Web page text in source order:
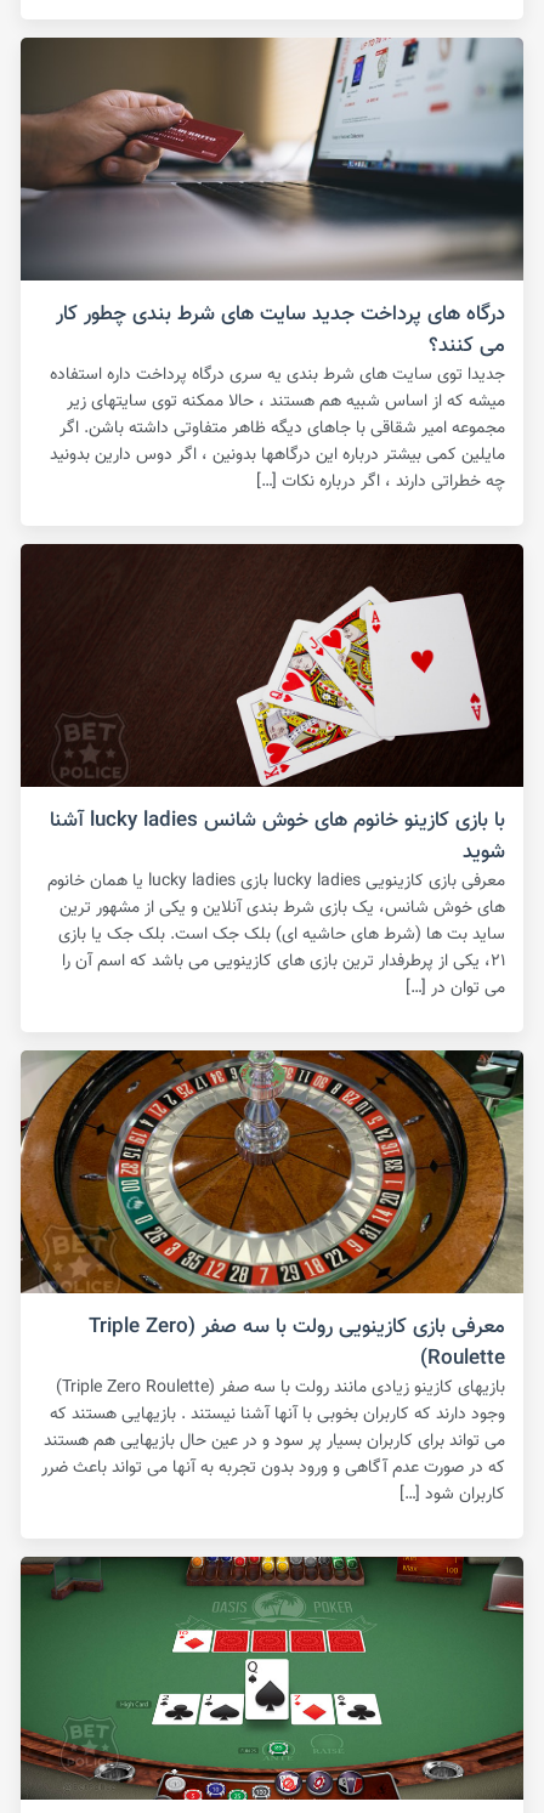
درگاه های پرداخت جدید سایت های شرط بندی چطور کار
می کنند؟
جدیدا توی سایت های شرط بندی یه سری درگاه پرداخت داره استفاده
میشه که از اساس شبیه هم هستند ، حالا ممکنه توی سایتهای زیر
مجموعه امیر شقاقی با جاهای دیگه ظاهر متفاوتی داشته باشن. اگر
مایلین کمی بیشتر درباره این درگاهها بدونین ، اگر دوس دارین بدونید
چه خطراتی دارند ، اگر درباره نکات […]
با بازی کازینو خانوم های خوش شانس lucky ladies آشنا
شوید
معرفی بازی کازینویی lucky ladies بازی lucky ladies یا همان خانوم
های خوش شانس، یک بازی شرط بندی آنلاین و یکی از مشهور ترین
ساید بت ها (شرط های حاشیه ای) بلک جک است‌. بلک جک یا بازی
۲۱، یکی از پرطرفدار ترین بازی های کازینویی می باشد که اسم آن را
می توان در […]
معرفی بازی کازینویی رولت با سه صفر (Triple Zero
Roulette)
بازیهای کازینو زیادی مانند رولت با سه صفر (Triple Zero Roulette)
وجود دارند که کاربران بخوبی با آنها آشنا نیستند . بازیهایی هستند که
می تواند برای کاربران بسیار پر سود و در عین حال بازیهایی هم هستند
که در صورت عدم آگاهی و ورود بدون تجربه به آنها می تواند باعث ضرر
کاربران شود […]